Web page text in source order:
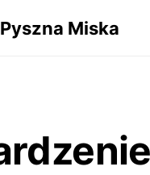
Pyszna Miska